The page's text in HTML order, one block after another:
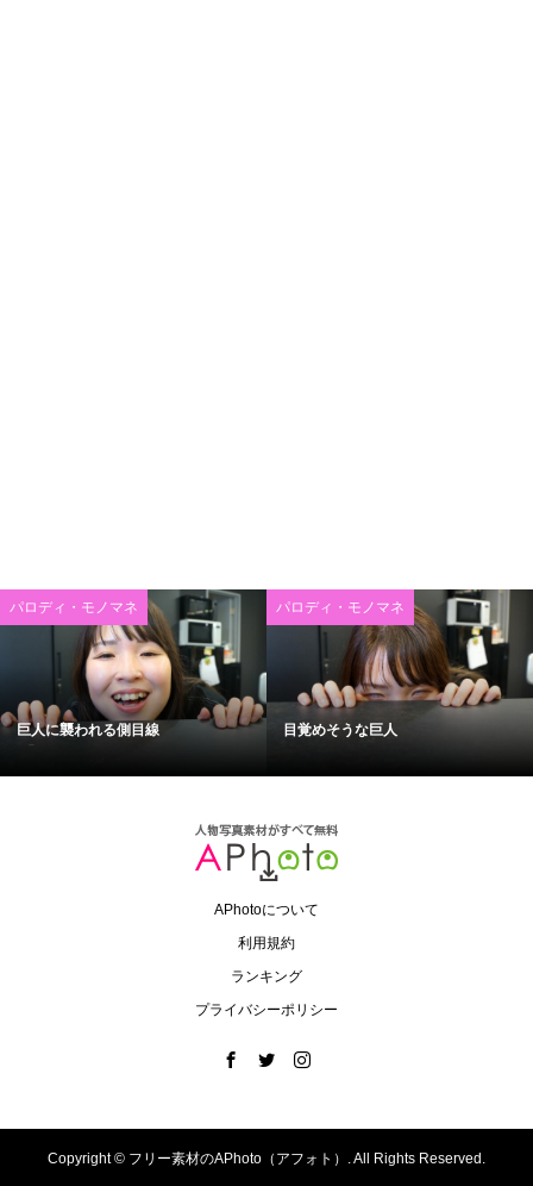
パロディ・モノマネ
巨人に襲われる側目線
パロディ・モノマネ
目覚めそうな巨人
APhotoについて
利用規約
ランキング
プライバシーポリシー
Copyright © フリー素材のAPhoto（アフォト）. All Rights Reserved.